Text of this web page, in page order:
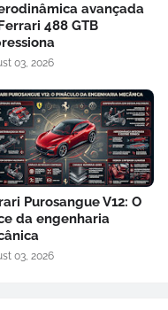
avançada
488 GTB
03, 2026
Purosangue V12: O
da engenharia
03, 2026